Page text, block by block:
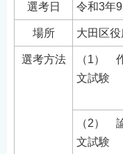
選考日 令和3年
場所 大田区役
選考方法
（1）
文試験
（2）
文試験